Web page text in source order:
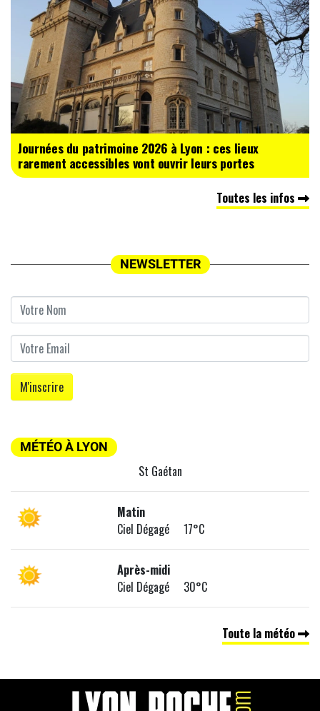
Journées du patrimoine 2026 à Lyon : ces lieux
rarement accessibles vont ouvrir leurs portes
Toutes les infos
NEWSLETTER
MÉTÉO À LYON
St Gaétan
Matin
Ciel Dégagé 17°C
Après-midi
Ciel Dégagé 30°C
Toute la météo